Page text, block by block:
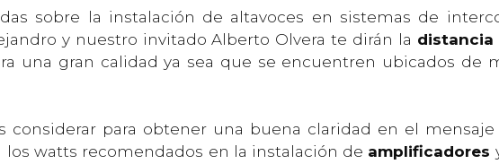
sobre la instalación de altavoces en sistemas de
y nuestro invitado Alberto Olvera te dirán la distancia
una gran calidad ya sea que se encuentren ubicados de
considerar para obtener una buena claridad en el mensaje
los watts recomendados en la instalación de amplificadores